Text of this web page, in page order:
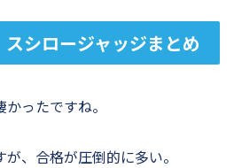
シロージャッジまとめ
ったですね。
、合格が圧倒的に多い。